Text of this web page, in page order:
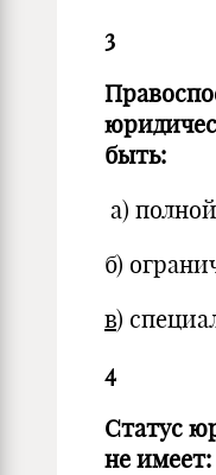
3
быть:
а)
б)
в)
4
Статус
не имеет: